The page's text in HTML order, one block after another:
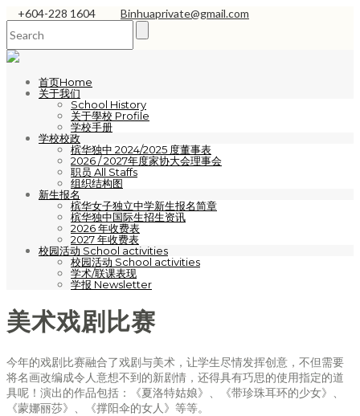
+604-228 1604 Binhuaprivate@gmail.com
首页Home
关于我们
School History
关于學校 Profile
学校手册
学校校政
槟华独中 2024/2025 度董事表
2026 / 2027年度家协大会理事会
职员 All Staffs
组织结构图
新生报名
槟华女子独立中学新生报名简章
槟华独中国际生招生资讯
2026 年收费表
2027 年收费表
校园活动 School activities
校园活动 School activities
学术/联课表现
学报 Newsletter
美术戏剧比赛
今年的戏剧比赛融合了戏剧与美术，让学生尽情发挥创意，不但需要
将名画改编成令人意想不到的新剧情，还得具有巧思的使用指定的道
具呢！演出的作品包括：《夏洛特姑娘》、《带珍珠耳环的少女》、
《蒙娜丽莎》、《撑阳伞的女人》等等。